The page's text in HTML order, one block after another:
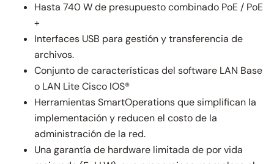
Hasta 740 W de presupuesto combinado PoE / PoE
+
Interfaces USB para gestión y transferencia de
archivos.
Conjunto de características del software LAN Base
o LAN Lite Cisco IOS®
Herramientas SmartOperations que simplifican la
implementación y reducen el costo de la
administración de la red.
Una garantía de hardware limitada de por vida